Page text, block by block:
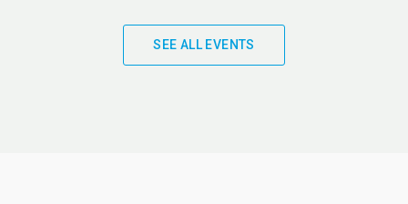
SEE ALL EVENTS